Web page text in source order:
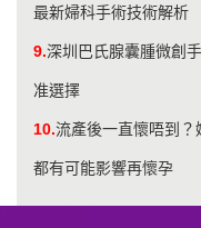
最新婦科手術技術解析
9.深圳巴氏腺囊腫微創
准選擇
10.流產後一直懷唔到
都有可能影響再懷孕